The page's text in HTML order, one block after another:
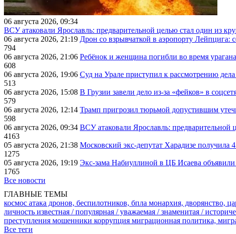
06 августа 2026, 09:34
ВСУ атаковали Ярославль: предварительной целью стал один из
06 августа 2026, 21:19 Дрон со взрывчаткой в аэропорту Лейпцига:
794
06 августа 2026, 21:06 Ребёнок и женщина погибли во время
608
06 августа 2026, 19:06 Суд на Урале приступил к рассмотрению
513
06 августа 2026, 15:08 В Грузии завели дело из-за «фейков» в
579
06 августа 2026, 12:14 Трамп пригрозил тюрьмой допустившим
598
06 августа 2026, 09:34 ВСУ атаковали Ярославль:
4163
05 августа 2026, 21:38 Московский экс-депутат Харадизе получила
1275
05 августа 2026, 19:19 Экс-зама Набиуллиной в ЦБ Исаева
1765
Все новости
ГЛАВНЫЕ ТЕМЫ
космос атака дронов, беспилотников, бпла монархия, дворянство,
личность известная / популярная / уважаемая / знаменитая /
преступления мошенники коррупция миграционная политика,
Все теги